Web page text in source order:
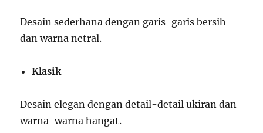
Desain sederhana dengan garis-garis bersih
dan warna netral.
Klasik
Desain elegan dengan detail-detail ukiran dan
warna-warna hangat.